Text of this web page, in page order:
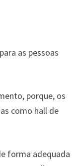
as pessoas
porque, os
como hall de
forma adequada